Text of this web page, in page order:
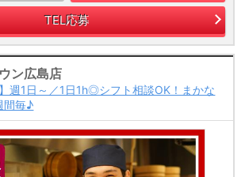
TEL応募
ン広島店
週1日～／1日1h◎シフト相談OK！まかな
間毎♪